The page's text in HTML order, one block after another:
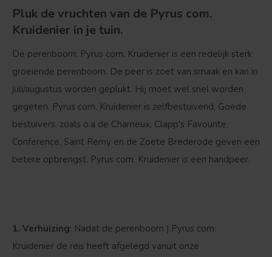
Pluk de vruchten van de Pyrus com.
Kruidenier in je tuin.
De perenboom; Pyrus com. Kruidenier is een redelijk sterk
groeiende perenboom. De peer is zoet van smaak en kan in
juli/augustus worden geplukt. Hij moet wel snel worden
gegeten. Pyrus com. Kruidenier is zelfbestuivend. Goede
bestuivers, zoals o.a de Charneux, Clapp's Favourite,
Conference, Saint Remy en de Zoete Brederode geven een
betere opbrengst. Pyrus com. Kruidenier is een handpeer.
1. Verhuizing: Nadat de perenboom | Pyrus com.
Kruidenier de reis heeft afgelegd vanuit onze